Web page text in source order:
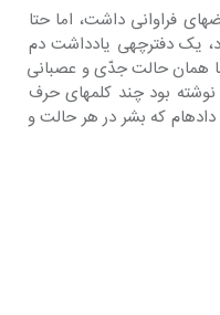
پدرم بیشتر وقتها مریض بود، درد و مرض‎های فراوانی داشت، اما حتا
وقتی‎ هم که توی بیمارستان بستری بود، یک‎ دفترچه‎ی یادداشت دم
دستش داشت. وقتی که داشت می‎مرد، با همان حالت‎ جدّی و عصبانی
همیشگی‎اش، درباره‎ی‎ آخرین کتابی که نوشته بود چند کلمه‎ای‎ حرف
زد. گفت “در این رمان آخرم، من‎ نشان داده‎ام که بشر در هر حالت و